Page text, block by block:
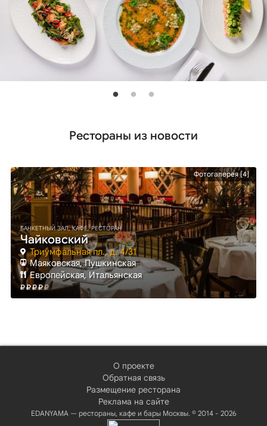
Рестораны из новости
Фотогалерея [4]
БАНКЕТНЫЙ ЗАЛ, КАФЕ, РЕСТОРАН
Чайковский
Триумфальная пл., д. 4/31
Маяковская, Пушкинская
Европейская, Итальянская
О проекте
Обратная связь
Размещение ресторана
Реклама на сайте
EDANYAMA — рестораны, кафе и бары Москвы. © 2014 - 2026